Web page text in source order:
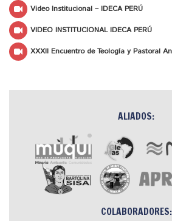
Video Institucional – IDECA PERÚ
VIDEO INSTITUCIONAL IDECA PERÚ
XXXII Encuentro de Teología y Pastoral
ALIADOS:
COLABORADORES: